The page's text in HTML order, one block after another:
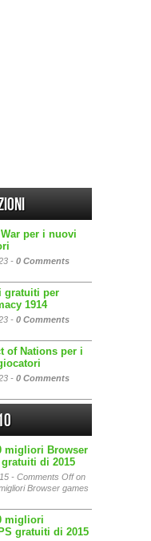
per i nuovi
- 0 Comments
gratuiti per
1914
- 0 Comments
of Nations per i
- 0 Comments
migliori Browser
di 2015
- Comments Offon
Browser games
migliori
gratuiti di 2015